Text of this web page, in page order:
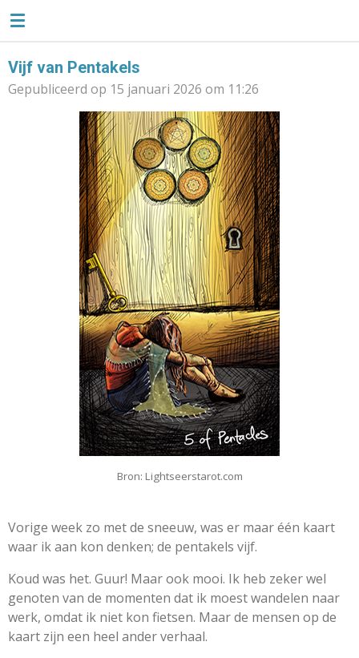
Ga
de
hoofdinhoud
Vijf van Pentakels
Gepubliceerd op 15 januari 2026 om 11:26
Bron: Lightseerstarot.com
Vorige week zo met de sneeuw, was er maar één kaart
waar ik aan kon denken; de pentakels vijf.
Koud was het. Guur! Maar ook mooi. Ik heb zeker wel
genoten van de momenten dat ik moest wandelen naar
werk, omdat ik niet kon fietsen. Maar de mensen op de
kaart zijn een heel ander verhaal.